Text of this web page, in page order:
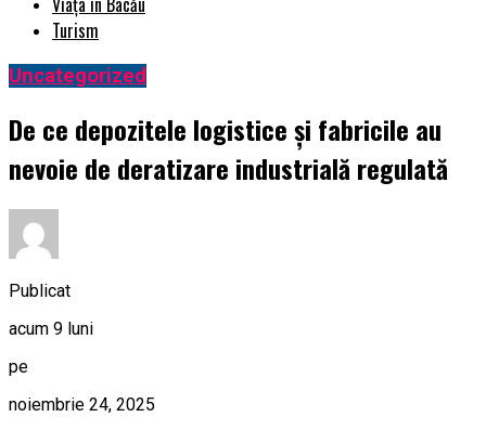
Turism
Uncategorized
De ce depozitele logistice și fabricile au
nevoie de deratizare industrială regulată
Publicat
acum 9 luni
pe
noiembrie 24, 2025